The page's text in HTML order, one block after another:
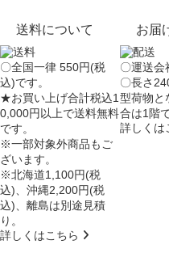
送料について
〇全国一律 550円(税
込)です。
★お買い上げ合計税込1
0,000円以上で送料無料
です。
※一部対象外商品もご
ざいます。
※北海道1,100円(税
込)、沖縄2,200円(税
込)、離島は別途見積
り。
詳しくはこちら
お届
〇運送会
〇長さ
型荷物と
合は1階
詳しくは